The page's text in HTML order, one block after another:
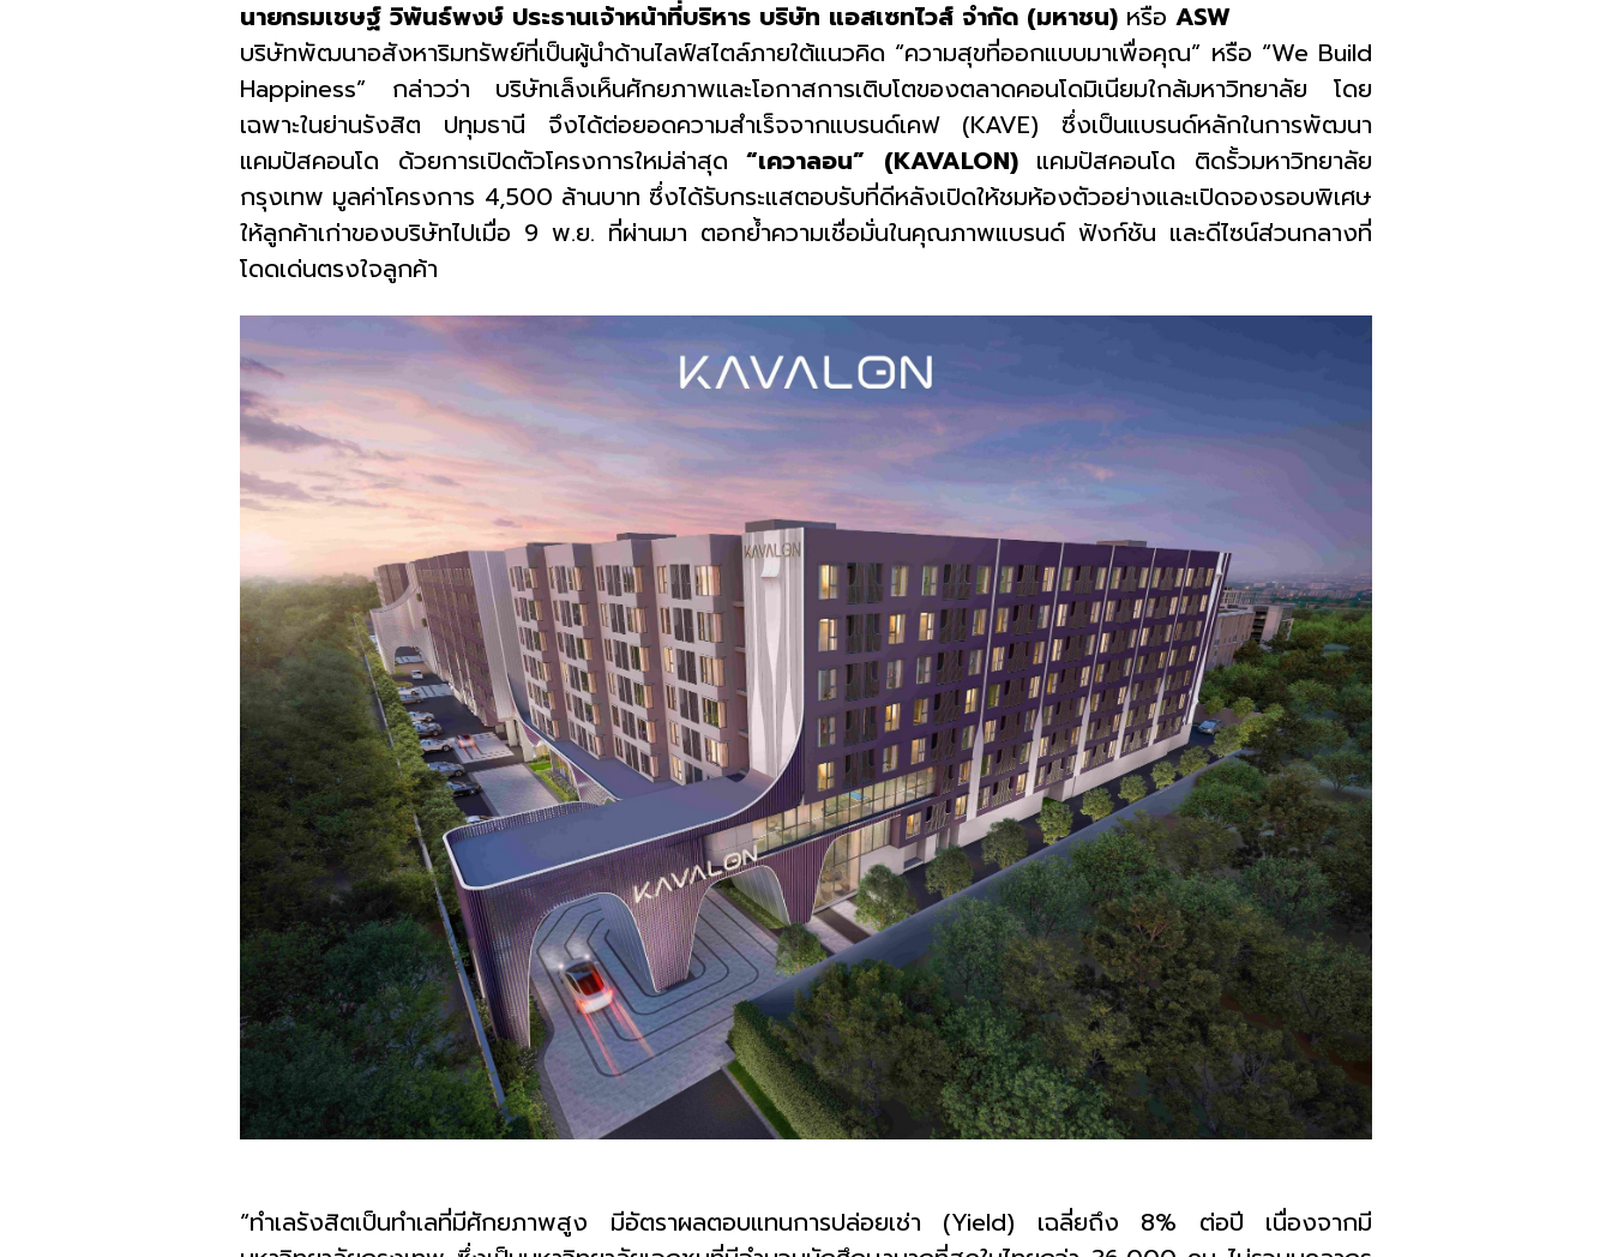
นายกรมเชษฐ์ วิพันธ์พงษ์ ประธานเจ้าหน้าที่บริหาร บริษัท แอสเซทไวส์ จำกัด (มหาชน) หรือ ASW
บริษัทพัฒนาอสังหาริมทรัพย์ที่เป็นผู้นำด้านไลฟ์สไตล์ภายใต้แนวคิด “ความสุขที่ออกแบบมาเพื่อคุณ” หรือ “We Build
Happiness” กล่าวว่า บริษัทเล็งเห็นศักยภาพและโอกาสการเติบโตของตลาดคอนโดมิเนียมใกล้มหาวิทยาลัย โดย
เฉพาะในย่านรังสิต ปทุมธานี จึงได้ต่อยอดความสำเร็จจากแบรนด์เคฟ (KAVE) ซึ่งเป็นแบรนด์หลักในการพัฒนา
แคมปัสคอนโด ด้วยการเปิดตัวโครงการใหม่ล่าสุด “เควาลอน” (KAVALON) แคมปัสคอนโด ติดรั้วมหาวิทยาลัย
กรุงเทพ มูลค่าโครงการ 4,500 ล้านบาท ซึ่งได้รับกระแสตอบรับที่ดีหลังเปิดให้ชมห้องตัวอย่างและเปิดจองรอบพิเศษ
ให้ลูกค้าเก่าของบริษัทไปเมื่อ 9 พ.ย. ที่ผ่านมา ตอกย้ำความเชื่อมั่นในคุณภาพแบรนด์ ฟังก์ชัน และดีไซน์ส่วนกลางที่
โดดเด่นตรงใจลูกค้า
“ทำเลรังสิตเป็นทำเลที่มีศักยภาพสูง มีอัตราผลตอบแทนการปล่อยเช่า (Yield) เฉลี่ยถึง 8% ต่อปี เนื่องจากมี